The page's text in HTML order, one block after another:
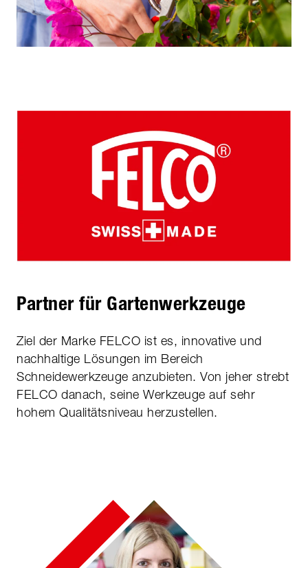
Partner für Gartenwerkzeuge
Ziel der Marke FELCO ist es, innovative und
nachhaltige Lösungen im Bereich
Schneidewerkzeuge anzubieten. Von jeher strebt
FELCO danach, seine Werkzeuge auf sehr
hohem Qualitätsniveau herzustellen.